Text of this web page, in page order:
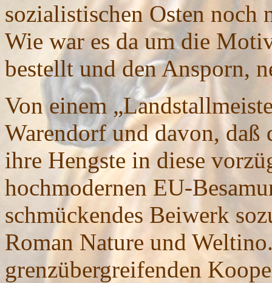
sozialistischen Osten noch
Wie war es da um die
bestellt und den Ansporn,
Von einem
Warendorf und davon, daß
ihre Hengste in diese
hochmodernen EU-
schmückendes Beiwerk
Roman Nature und
grenzübergreifenden